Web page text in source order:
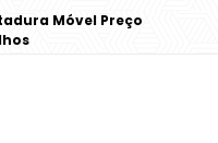
Móvel Preço